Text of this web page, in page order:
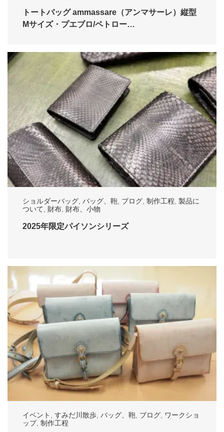
トートバッグ ammassare（アンマサーレ）縦型
Mサイズ・プエブロ/ペトロー…
ショルダーバッグ バッグ、鞄 ブログ 制作工程 製品に
ついて
財布 財布、小物
2025年限定パイソンシリーズ
イベント すみだ川散歩 バッグ、鞄 ブログ
ワークショ
ップ, 制作工程